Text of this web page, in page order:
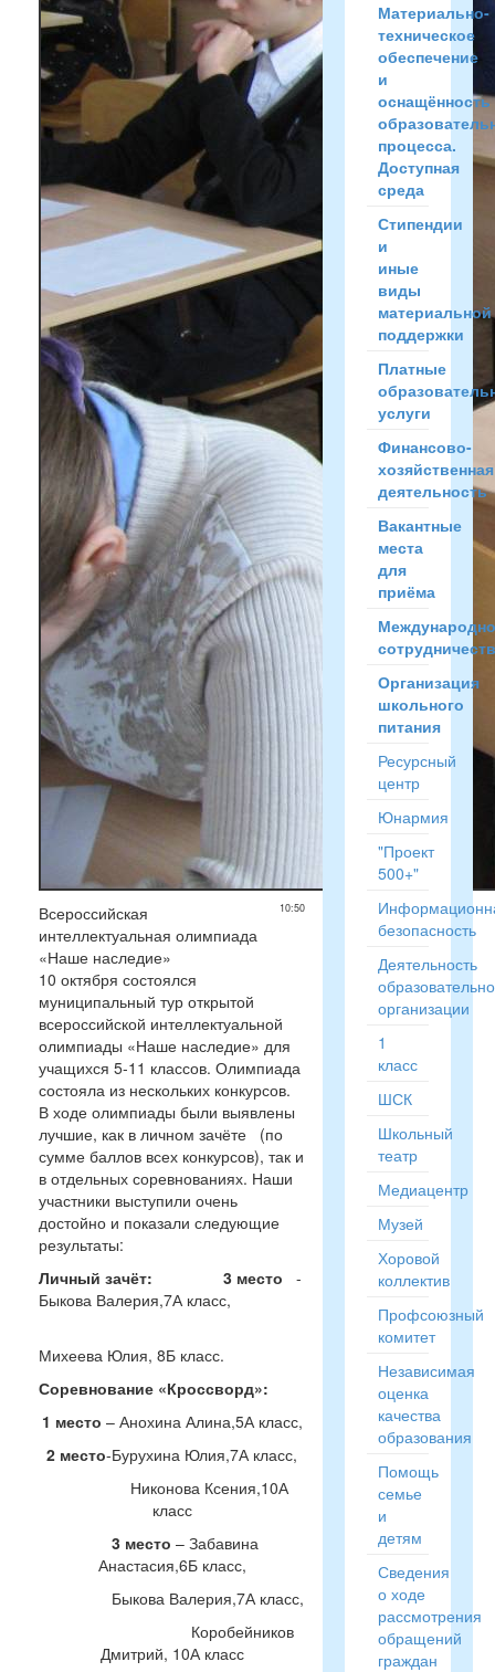
10:50
Всероссийская
интеллектуальная олимпиада
«Наше наследие»
10 октября состоялся
муниципальный тур открытой
всероссийской интеллектуальной
олимпиады «Наше наследие» для
учащихся 5-11 классов. Олимпиада
состояла из нескольких конкурсов.
В ходе олимпиады были выявлены
лучшие, как в личном зачёте (по
сумме баллов всех конкурсов), так и
в отдельных соревнованиях. Наши
участники выступили очень
достойно и показали следующие
результаты:
Личный зачёт: 3 место -
Быкова Валерия,7А класс,
Михеева Юлия, 8Б класс.
Соревнование «Кроссворд»:
1 место – Анохина Алина,5А класс,
2 место-Бурухина Юлия,7А класс,
Никонова Ксения,10А
класс
3 место – Забавина
Анастасия,6Б класс,
Быкова Валерия,7А класс,
Коробейников
Дмитрий, 10А класс
Материально-
техническое
обеспечение
и
оснащённость
процесса.
Доступная
среда
Стипендии
и
иные
виды
материальной
поддержки
Платные
услуги
Финансово-
хозяйственная
деятельность
Вакантные
места
для
приёма
Организация
школьного
питания
Ресурсный
центр
Юнармия
"Проект
500+"
безопасность
Деятельность
организации
1
класс
ШСК
Школьный
театр
Медиацентр
Музей
Хоровой
коллектив
Профсоюзный
комитет
Независимая
оценка
качества
образования
Помощь
семье
и
детям
Сведения
о ходе
рассмотрения
обращений
граждан